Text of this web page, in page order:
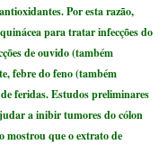
Por esta razão,
para tratar infecções do
de ouvido (também
febre do feno (também
feridas. Estudos preliminares
a inibir tumores do cólon
mostrou que o extrato de